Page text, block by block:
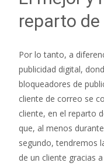
reparto
Por lo tanto, a
publicidad digital,
bloqueadores de
cliente de correo se
cliente, en el reparto
que, al menos
segundo, tendremos
de un cliente gracias